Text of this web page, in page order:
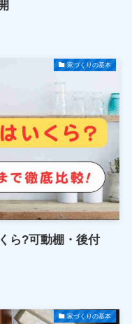
家づくりの基本
ら?可動棚・後付
家づくりの基本